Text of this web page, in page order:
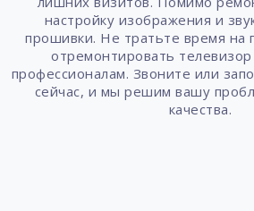
настройку изображения и
прошивки. Не тратьте время на
отремонтировать
профессионалам. Звоните или
сейчас, и мы решим вашу
качества.